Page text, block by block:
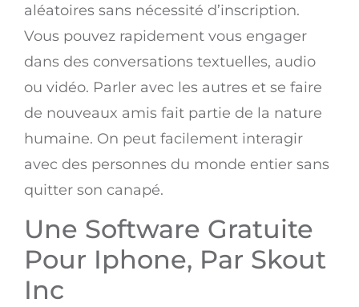
aléatoires sans nécessité d’inscription.
Vous pouvez rapidement vous engager
dans des conversations textuelles, audio
ou vidéo. Parler avec les autres et se faire
de nouveaux amis fait partie de la nature
humaine. On peut facilement interagir
avec des personnes du monde entier sans
quitter son canapé.
Une Software Gratuite
Pour Iphone, Par Skout
Inc